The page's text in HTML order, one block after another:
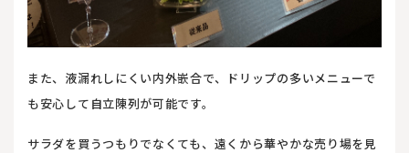
また、液漏れしにくい内外嵌合で、ドリップの多いメニューで
も安心して自立陳列が可能です。
サラダを買うつもりでなくても、遠くから華やかな売り場を見